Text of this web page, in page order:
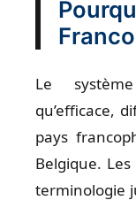
Le
qu’efficace,
pays
Belgique.
terminologie